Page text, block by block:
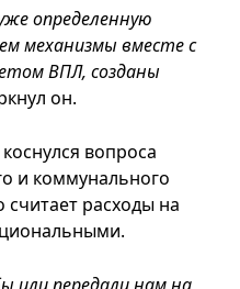
определенную
механизмы вместе с
ВПЛ, созданы
он.
вопроса
и коммунального
расходы на